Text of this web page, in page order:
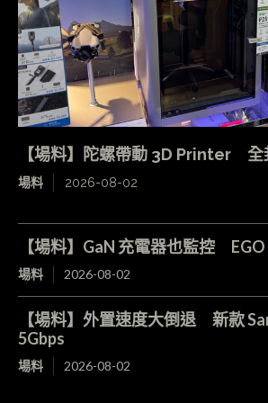
【場料】陀螺帶動 3D Printer 全
場料 2026-08-02
【場料】GaN 充電器也監控 EGO
場料 2026-08-02
【場料】外置速度大倒退 新款
5Gbps
場料 2026-08-02